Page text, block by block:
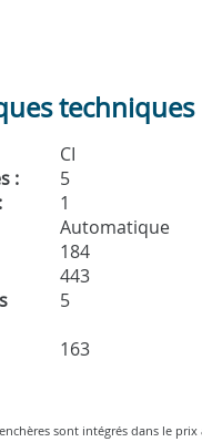
techniques
CI
:
5
1
Automatique
184
443
5
163
sont intégrés dans le prix